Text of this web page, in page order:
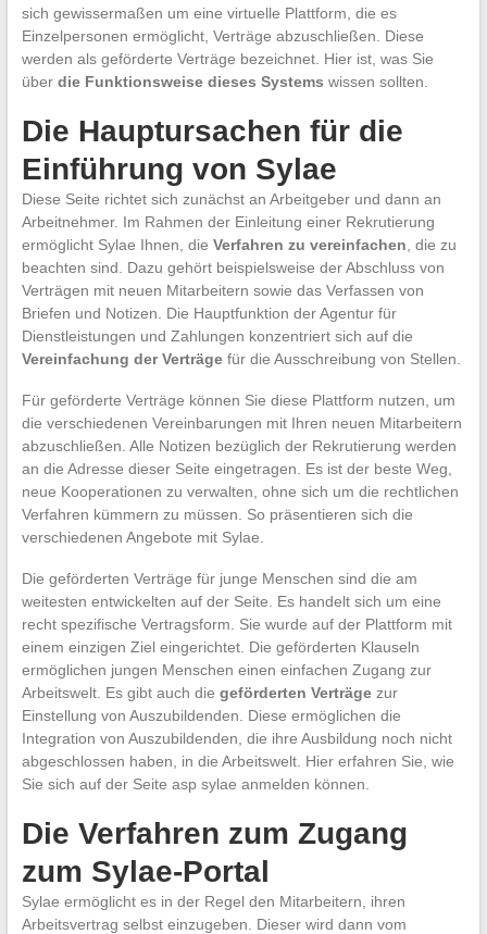
sich gewissermaßen um eine virtuelle Plattform, die es
Einzelpersonen ermöglicht, Verträge abzuschließen. Diese
werden als geförderte Verträge bezeichnet. Hier ist, was Sie
über die Funktionsweise dieses Systems wissen sollten.
Die Hauptursachen für die
Einführung von Sylae
Diese Seite richtet sich zunächst an Arbeitgeber und dann an
Arbeitnehmer. Im Rahmen der Einleitung einer Rekrutierung
ermöglicht Sylae Ihnen, die Verfahren zu vereinfachen , die zu
beachten sind. Dazu gehört beispielsweise der Abschluss von
Verträgen mit neuen Mitarbeitern sowie das Verfassen von
Briefen und Notizen. Die Hauptfunktion der Agentur für
Dienstleistungen und Zahlungen konzentriert sich auf die
Vereinfachung der Verträgefür die Ausschreibung von Stellen.
Für geförderte Verträge können Sie diese Plattform nutzen, um
die verschiedenen Vereinbarungen mit Ihren neuen Mitarbeitern
abzuschließen. Alle Notizen bezüglich der Rekrutierung werden
an die Adresse dieser Seite eingetragen. Es ist der beste Weg,
neue Kooperationen zu verwalten, ohne sich um die rechtlichen
Verfahren kümmern zu müssen. So präsentieren sich die
verschiedenen Angebote mit Sylae.
Die geförderten Verträge für junge Menschen sind die am
weitesten entwickelten auf der Seite. Es handelt sich um eine
recht spezifische Vertragsform. Sie wurde auf der Plattform mit
einem einzigen Ziel eingerichtet. Die geförderten Klauseln
ermöglichen jungen Menschen einen einfachen Zugang zur
Arbeitswelt. Es gibt auch die geförderten Verträgezur
Einstellung von Auszubildenden. Diese ermöglichen die
Integration von Auszubildenden, die ihre Ausbildung noch nicht
abgeschlossen haben, in die Arbeitswelt. Hier erfahren Sie, wie
Sie sich auf der Seite asp sylae anmelden können.
Die Verfahren zum Zugang
zum Sylae-Portal
Sylae ermöglicht es in der Regel den Mitarbeitern, ihren
Arbeitsvertrag selbst einzugeben. Dieser wird dann vom